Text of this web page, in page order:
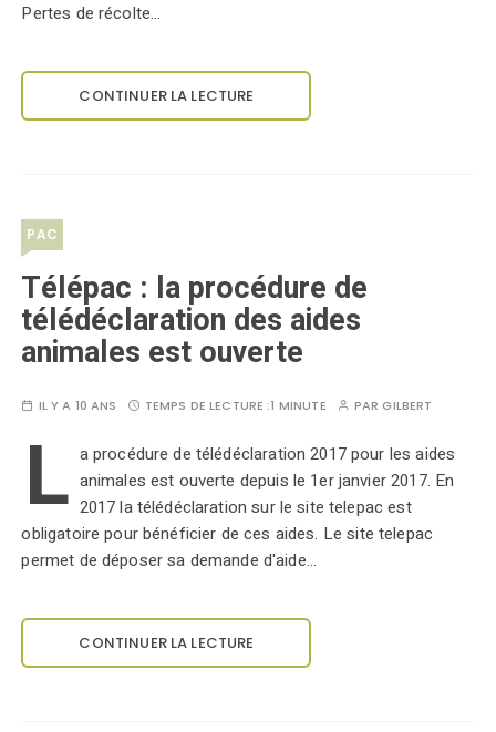
Pertes de récolte…
CONTINUER LA LECTURE
PAC
Télépac : la procédure de
télédéclaration des aides
animales est ouverte
IL Y A 10 ANS TEMPS DE LECTURE :1 MINUTE PARGILBERT
L a procédure de télédéclaration 2017 pour les aides
animales est ouverte depuis le 1er janvier 2017. En
2017 la télédéclaration sur le site telepac est
obligatoire pour bénéficier de ces aides. Le site telepac
permet de déposer sa demande d'aide…
CONTINUER LA LECTURE